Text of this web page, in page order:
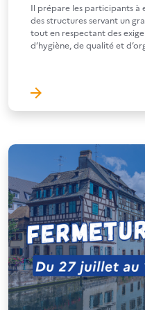
Il prépare les participants à
des structures servant un
tout en respectant des
d’hygiène, de qualité et